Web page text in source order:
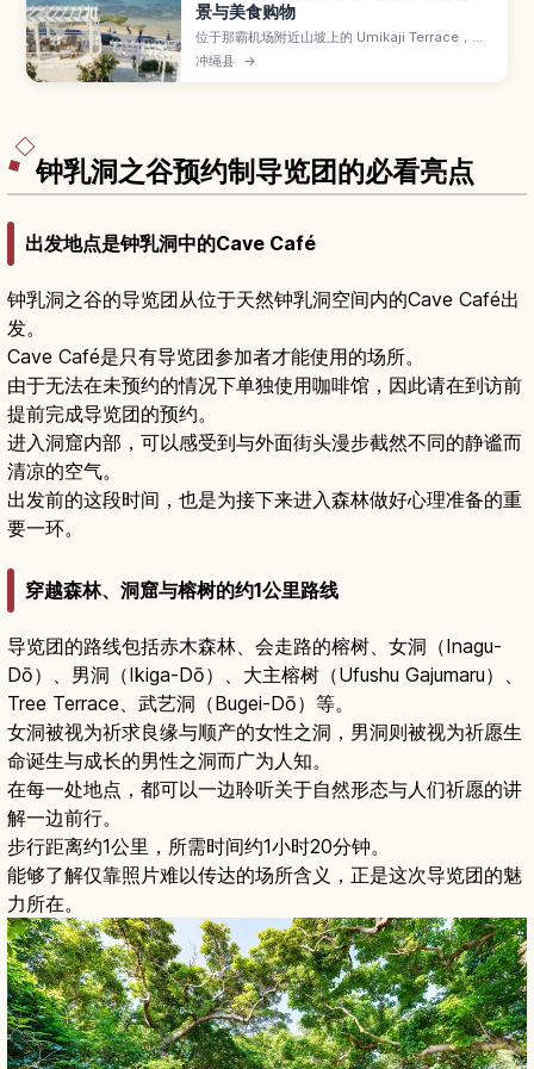
景与美食购物
位于那霸机场附近山坡上的 Umikaji Terrace，是
白墙建筑层层向海延伸的网红海景商圈。文章介绍
可以眺望碧海蓝天的露台、汇集冲绳料理与甜点的
冲绳县 →
钟乳洞之谷预约制导览团的必看亮点
出发地点是钟乳洞中的Cave Café
钟乳洞之谷的导览团从位于天然钟乳洞空间内的Cave Café出
发。
Cave Café是只有导览团参加者才能使用的场所。
由于无法在未预约的情况下单独使用咖啡馆，因此请在到访前
提前完成导览团的预约。
进入洞窟内部，可以感受到与外面街头漫步截然不同的静谧而
清凉的空气。
出发前的这段时间，也是为接下来进入森林做好心理准备的重
要一环。
穿越森林、洞窟与榕树的约1公里路线
导览团的路线包括赤木森林、会走路的榕树、女洞（Inagu-
Dō）、男洞（Ikiga-Dō）、大主榕树（Ufushu Gajumaru）、
Tree Terrace、武艺洞（Bugei-Dō）等。
女洞被视为祈求良缘与顺产的女性之洞，男洞则被视为祈愿生
命诞生与成长的男性之洞而广为人知。
在每一处地点，都可以一边聆听关于自然形态与人们祈愿的讲
解一边前行。
步行距离约1公里，所需时间约1小时20分钟。
能够了解仅靠照片难以传达的场所含义，正是这次导览团的魅
力所在。